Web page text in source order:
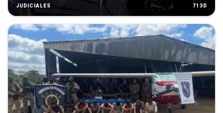
JUDICIALES 713D